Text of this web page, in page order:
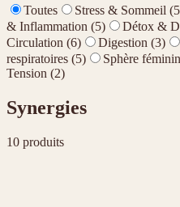
Toutes Stress & Sommeil (5
& Inflammation (5) Détox &
Circulation (6) Digestion (3)
respiratoires (5) Sphère
Tension (2)
Synergies
10 produits